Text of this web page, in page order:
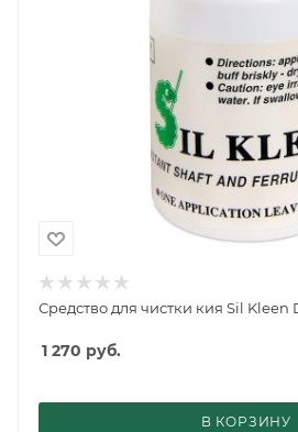
Средство для чистки кия Sil Kleen
1 270 руб.
В КОРЗИНУ